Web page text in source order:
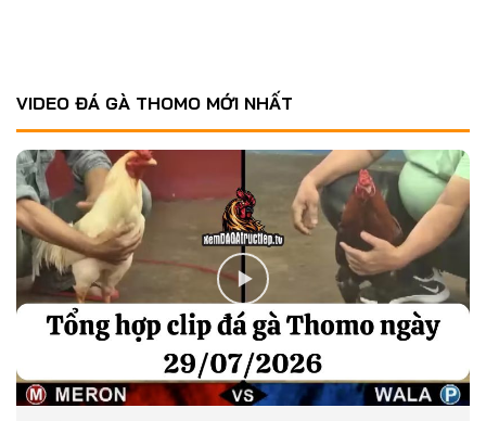
VIDEO ĐÁ GÀ THOMO MỚI NHẤT